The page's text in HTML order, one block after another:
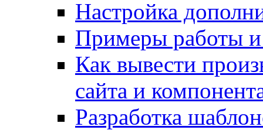
Настройка
Примеры работы
Как вывести
сайта и
Разработка